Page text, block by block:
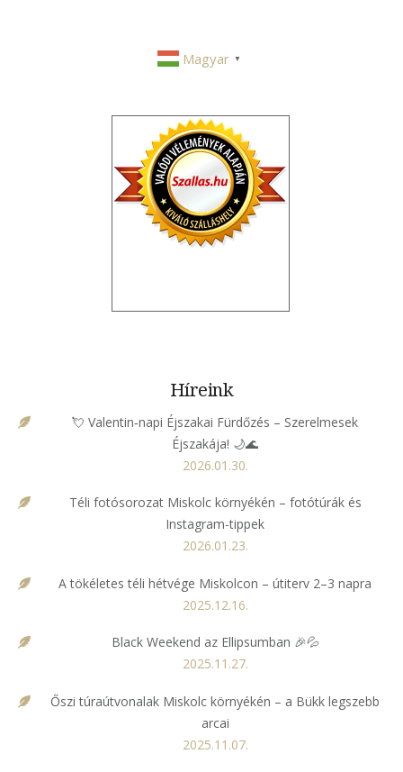
Magyar ▼
Híreink
💘 Valentin‑napi Éjszakai Fürdőzés – Szerelmesek
Éjszakája! 🌙🌊
2026.01.30.
Téli fotósorozat Miskolc környékén – fotótúrák és
Instagram-tippek
2026.01.23.
A tökéletes téli hétvége Miskolcon – útiterv 2–3 napra
2025.12.16.
Black Weekend az Ellipsumban 🎉💦
2025.11.27.
Őszi túraútvonalak Miskolc környékén – a Bükk legszebb
arcai
2025.11.07.